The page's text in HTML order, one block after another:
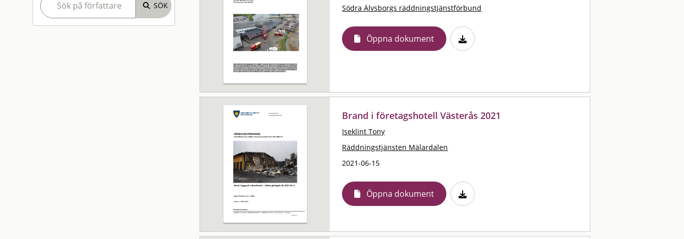
Södra Älvsborgs räddningstjänstförbund
Öppna dokument
Brand i företagshotell Västerås 2021
Iseklint Tony
Räddningstjänsten Mälardalen
2021-06-15
Öppna dokument